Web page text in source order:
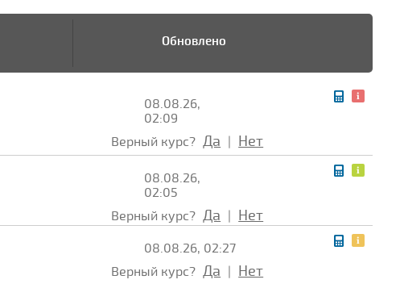
Обновлено
08.08.26,
02:09
Верный курс? Да Нет
08.08.26,
02:05
Верный курс? Да Нет
08.08.26, 02:27
Верный курс? Да Нет